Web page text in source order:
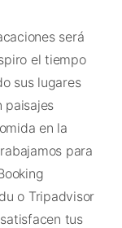
será
el tiempo
sus lugares
paisajes
en la
para
o Tripadvisor
tus